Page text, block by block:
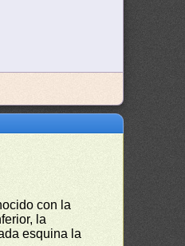
con la
la
esquina la